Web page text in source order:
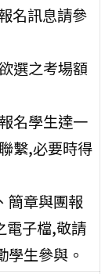
名訊息請參
選之考場額
名學生達一
繫,必要時得
簡章與團報
電子檔,敬請
學生參與。